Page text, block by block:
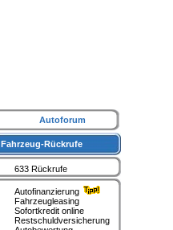
Fahrzeug-Rückrufe
633 Rückrufe
Autofinanzierung
Fahrzeugleasing
Sofortkredit online
Restschuldversicherung
Autoforum